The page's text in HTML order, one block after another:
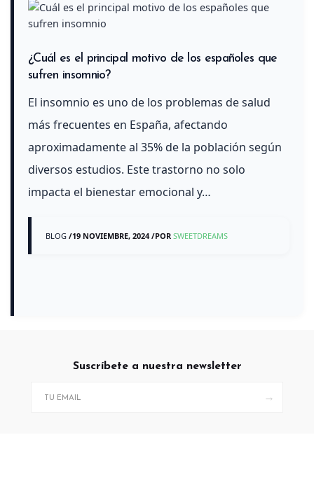
¿Cuál es el principal motivo de los españoles que
sufren insomnio?
El insomnio es uno de los problemas de salud
más frecuentes en España, afectando
aproximadamente al 35% de la población según
diversos estudios. Este trastorno no solo
impacta el bienestar emocional y…
BLOG /19 NOVIEMBRE, 2024/POR SWEETDREAMS
Suscríbete a nuestra newsletter
→